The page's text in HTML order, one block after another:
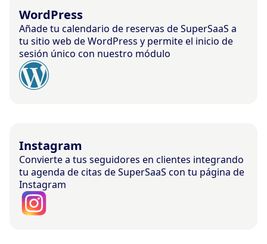
WordPress
Añade tu calendario de reservas de SuperSaaS a
tu sitio web de WordPress y permite el inicio de
sesión único con nuestro módulo
Instagram
Convierte a tus seguidores en clientes integrando
tu agenda de citas de SuperSaaS con tu página de
Instagram